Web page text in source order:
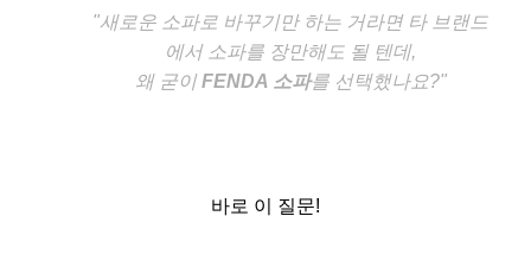
"새로운 소파로 바꾸기만 하는 거라면 타 브랜드
에서 소파를 장만해도 될 텐데,
왜 굳이 FENDA 소파를 선택했나요?"
바로 이 질문!